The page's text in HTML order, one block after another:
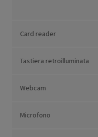
Card reader
Tastiera retroilluminata
Webcam
Microfono